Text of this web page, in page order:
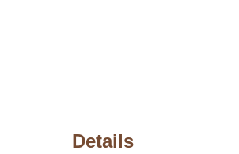
Details